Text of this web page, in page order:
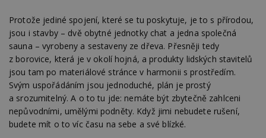
Protože jediné spojení, které se tu poskytuje, je to s přírodou,
jsou i stavby – dvě obytné jednotky chat a jedna společná
sauna – vyrobeny a sestaveny ze dřeva. Přesněji tedy
z borovice, která je v okolí hojná, a produkty lidských stavitelů
jsou tam po materiálové stránce v harmonii s prostředím.
Svým uspořádáním jsou jednoduché, plán je prostý
a srozumitelný. A o to tu jde: nemáte být zbytečně zahlceni
nepůvodními, umělými podněty. Když jimi nebudete rušení,
budete mít o to víc času na sebe a své blízké.